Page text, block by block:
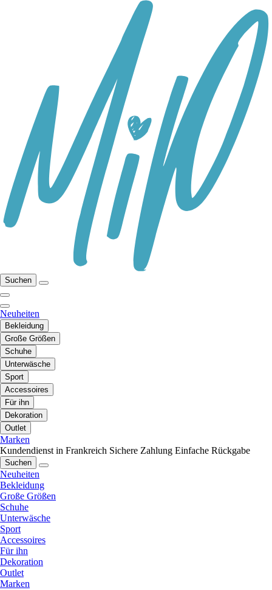
Suchen
Neuheiten
Bekleidung
Große Größen
Schuhe
Unterwäsche
Sport
Accessoires
Für ihn
Dekoration
Outlet
Marken
Kundendienst in Frankreich Sichere Zahlung Einfache Rückgabe
Suchen
Neuheiten
Bekleidung
Große Größen
Schuhe
Unterwäsche
Sport
Accessoires
Für ihn
Dekoration
Outlet
Marken